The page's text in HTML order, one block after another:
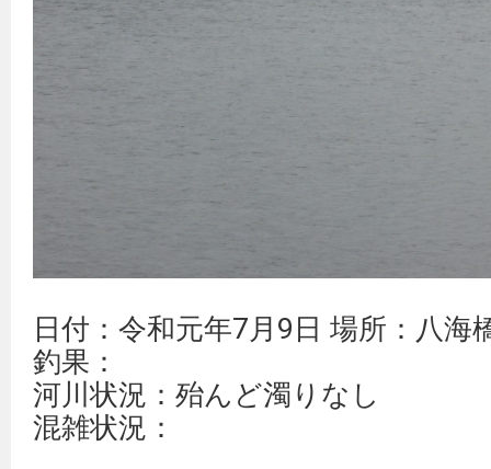
日付：令和元年7月9日 場所：八海
釣果：
河川状況：殆んど濁りなし
混雑状況：